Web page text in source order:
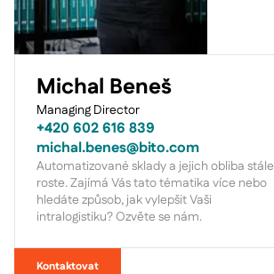
Michal Beneš
Managing Director
+420 602 616 839
michal.benes@bito.com
Automatizované sklady a jejich obliba stále
roste. Zajímá Vás tato tématika více nebo
hledáte způsob, jak vylepšit Vaši
intralogistiku? Ozvěte se nám.
Kontaktovat